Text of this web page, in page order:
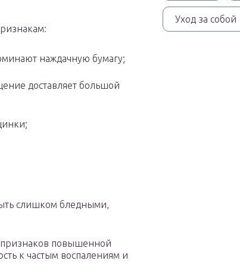
наждачную бумагу;
доставляет большой
слишком бледными,
повышенной
к частым воспалениям и
Уход за собой